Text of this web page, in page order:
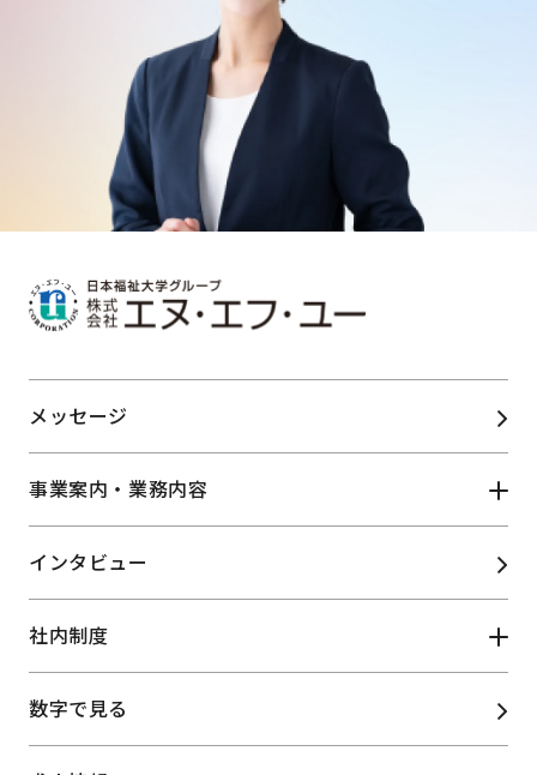
メッセージ
事業案内・業務内容
ふくしサービス事業
大学運営支援業務
・Web制作事業
インタビュー
社内制度
福利厚生
数字で見る